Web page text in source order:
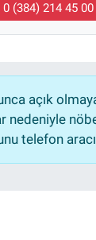
0 (384) 214 45 00
açık
nedeniyle
telefon